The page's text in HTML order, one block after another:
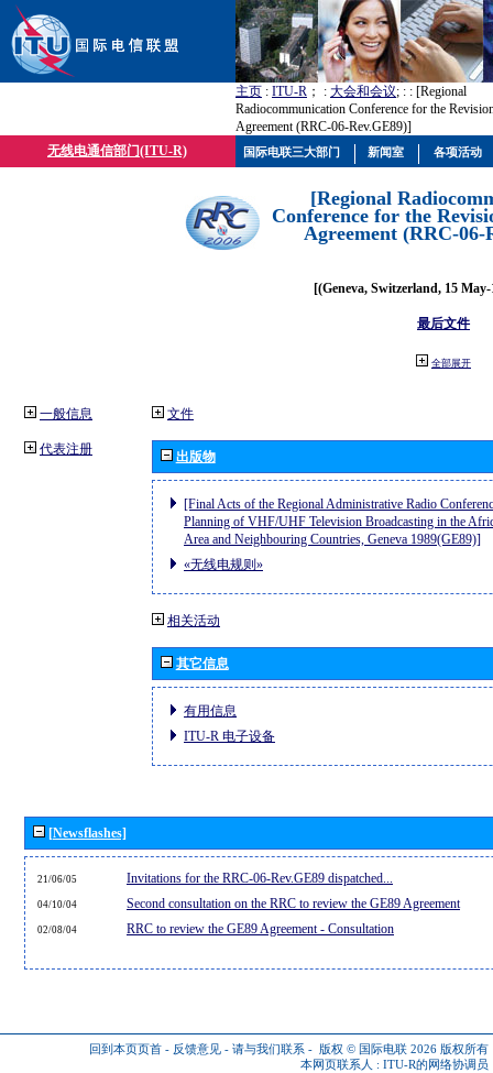
主页 : ITU-R ； : 大会和会议; : : [Regional
Radiocommunication Conference for the
Agreement (RRC-06-Rev.GE89)]
无线电通信部门(ITU-R)
[Regional
Conference for the
Agreement (RRC-06-
[(Geneva, Switzerland, 15
最后文件
全部展开
一般信息
代表注册
文件
出版物
[Final Acts of the Regional Administrative Radio
Planning of VHF/UHF Television Broadcasting in the
Area and Neighbouring Countries, Geneva 1989(GE89)]
«无线电规则»
相关活动
其它信息
有用信息
ITU-R 电子设备
[Newsflashes]
21/06/05 Invitations for the RRC-06-Rev.GE89 dispatched...
04/10/04 Second consultation on the RRC to review the GE89 Agreement
02/08/04 RRC to review the GE89 Agreement - Consultation
回到本页页首 - 反馈意见 - 请与我们联系 - 版权 © 国际电联 2026 版权所有
本网页联系人 : ITU-R的网络协调员
国际电联三大部门 新闻室 各项活动